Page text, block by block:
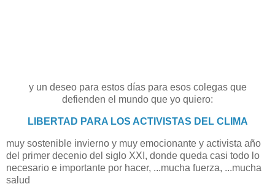
y un deseo para estos días para esos colegas que
defienden el mundo que yo quiero:
LIBERTAD PARA LOS ACTIVISTAS DEL CLIMA
muy sostenible invierno y muy emocionante y activista año
del primer decenio del siglo XXI, donde queda casi todo lo
necesario e importante por hacer, ...mucha fuerza, ...mucha
salud